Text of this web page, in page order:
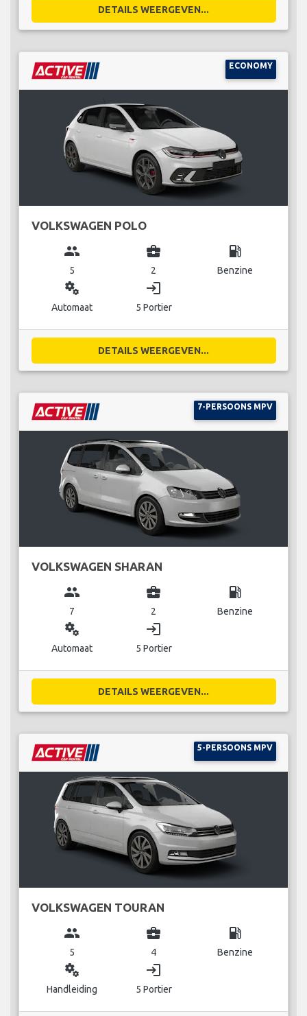
DETAILS WEERGEVEN...
ECONOMY
VOLKSWAGEN POLO
group
5
business_center
2
local_gas_station
Benzine
miscellaneous_services
Automaat
login
5 Portier
DETAILS WEERGEVEN...
7-PERSOONS MPV
VOLKSWAGEN SHARAN
group
7
business_center
2
local_gas_station
Benzine
miscellaneous_services
Automaat
login
5 Portier
DETAILS WEERGEVEN...
5-PERSOONS MPV
VOLKSWAGEN TOURAN
group
5
business_center
4
local_gas_station
Benzine
miscellaneous_services
Handleiding
login
5 Portier